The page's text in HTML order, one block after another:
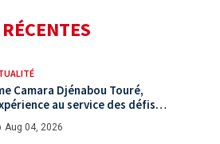
Camara Djénabou Touré,
au service des défis
sous la 5ème République
Aug 04, 2026